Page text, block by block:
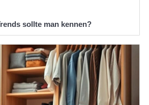
sollte man kennen?